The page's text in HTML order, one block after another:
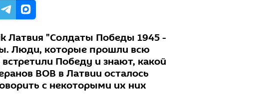
Латвия "Солдаты Победы 1945 -
Люди, которые прошли всю
Победу и знают, какой
ВОВ в Латвии осталось
с некоторыми их них